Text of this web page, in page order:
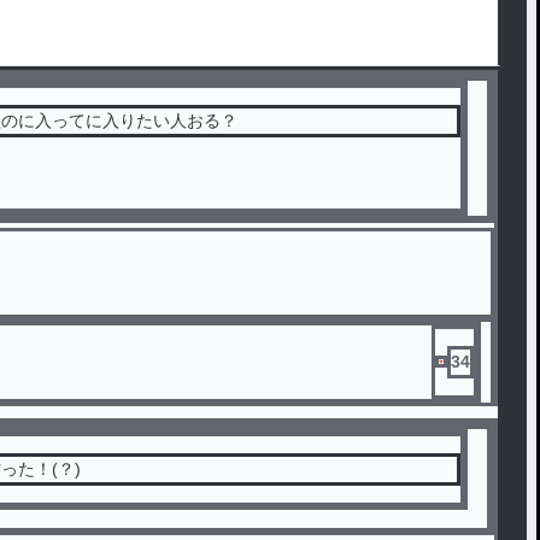
に入ってに入りたい人おる？
34
た！(？)